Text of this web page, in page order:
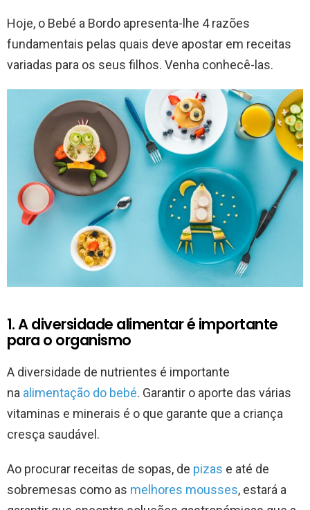
Hoje, o Bebé a Bordo apresenta-lhe 4 razões
fundamentais pelas quais deve apostar em receitas
variadas para os seus filhos. Venha conhecê-las.
1. A diversidade alimentar é importante
para o organismo
A diversidade de nutrientes é importante
na alimentação do bebé. Garantir o aporte das várias
vitaminas e minerais é o que garante que a criança
cresça saudável.
Ao procurar receitas de sopas, de pizas e até de
sobremesas como as melhores mousses, estará a